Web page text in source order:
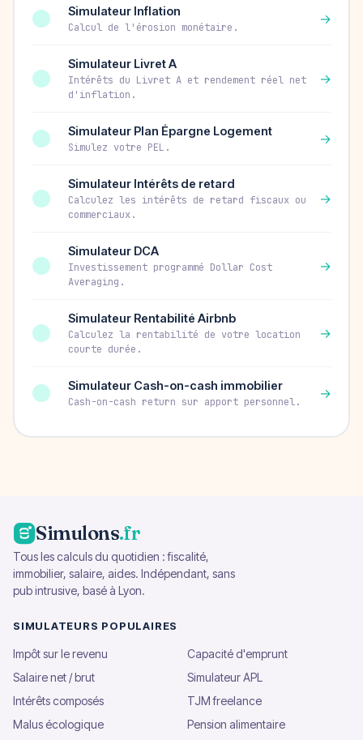
Simulateur Inflation
Calcul de l'érosion monétaire.
→
Simulateur Livret A
Intérêts du Livret A et rendement réel net
d'inflation.
→
Simulateur Plan Épargne Logement
Simulez votre PEL.
→
Simulateur Intérêts de retard
Calculez les intérêts de retard fiscaux ou
commerciaux.
→
Simulateur DCA
Investissement programmé Dollar Cost
Averaging.
→
Simulateur Rentabilité Airbnb
Calculez la rentabilité de votre location
courte durée.
→
Simulateur Cash-on-cash immobilier
Cash-on-cash return sur apport personnel.
→
Simulons.fr
Tous les calculs du quotidien : fiscalité,
immobilier, salaire, aides. Indépendant, sans
pub intrusive, basé à Lyon.
SIMULATEURS POPULAIRES
Impôt sur le revenu
Capacité d'emprunt
Salaire net / brut
Simulateur APL
Intérêts composés
TJM freelance
Malus écologique
Pension alimentaire